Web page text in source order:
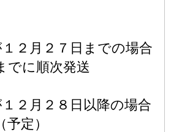
２月２７日までの場合
でに順次発送
２月２８日以降の場合
定）